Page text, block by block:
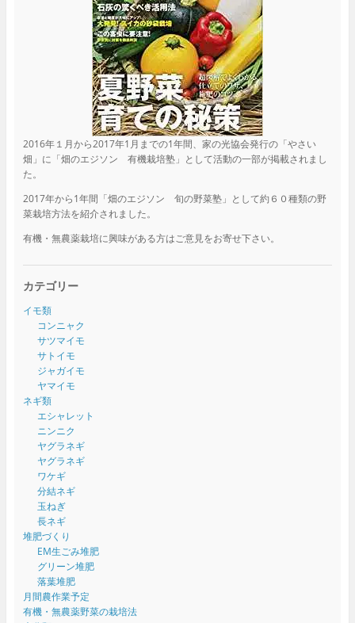
2016年１月から2017年1月までの1年間、家の光協会発行の「やさい
畑」に「畑のエジソン 有機栽培塾」として活動の一部が掲載されまし
た。
2017年から1年間「畑のエジソン 旬の野菜塾」として約６０種類の野
菜栽培方法を紹介されました。
有機・無農薬栽培に興味がある方はご意見をお寄せ下さい。
カテゴリー
イモ類
コンニャク
サツマイモ
サトイモ
ジャガイモ
ヤマイモ
ネギ類
エシャレット
ニンニク
ヤグラネギ
ヤグラネギ
ワケギ
分結ネギ
玉ねぎ
長ネギ
堆肥づくり
EM生ごみ堆肥
グリーン堆肥
落葉堆肥
月間農作業予定
有機・無農薬野菜の栽培法